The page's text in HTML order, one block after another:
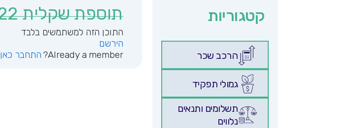
קטגוריות
הרכב שכר
גמולי תפקיד
תשלומים ותנאים
נלווים
תוספת שקלית 2022
הירשם
Already a member?
התחבר כאן